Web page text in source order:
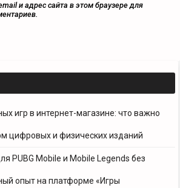
игр в интернет-магазине: что важно
цифровых и физических изданий
PUBG Mobile и Mobile Legends без
опыт на платформе «Игры
и адрес сайта в этом браузере для